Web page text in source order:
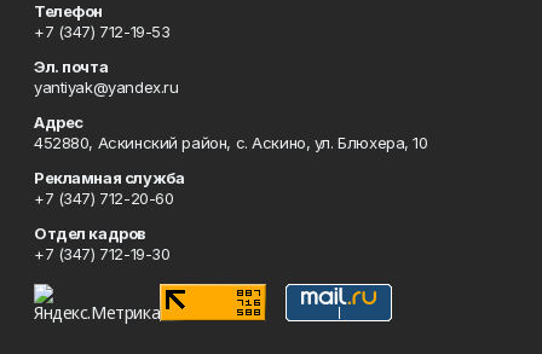
Телефон
+7 (347) 712-19-53
Эл. почта
yantiyak@yandex.ru
Адрес
452880, Аскинский район, с. Аскино, ул. Блюхера, 10
Рекламная служба
+7 (347) 712-20-60
Отдел кадров
+7 (347) 712-19-30